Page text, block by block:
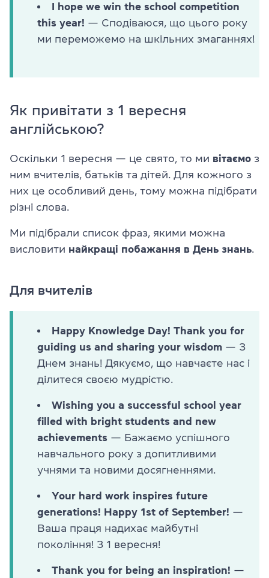
I hope we win the school competition
this year! — Сподіваюся, що цього року
ми переможемо на шкільних змаганнях!
Як привітати з 1 вересня
англійською?
Оскільки 1 вересня — це свято, то ми вітаємо з
ним вчителів, батьків та дітей. Для кожного з
них це особливий день, тому можна підібрати
різні слова.
Ми підібрали список фраз, якими можна
висловити найкращі побажання в День знань
Для вчителів
Happy Knowledge Day! Thank you for
guiding us and sharing your wisdom — З
Днем знань! Дякуємо, що навчаєте нас і
ділитеся своєю мудрістю.
Wishing you a successful school year
filled with bright students and new
achievements — Бажаємо успішного
навчального року з допитливими
учнями та новими досягненнями.
Your hard work inspires future
generations! Happy 1st of September! —
Ваша праця надихає майбутні
покоління! З 1 вересня!
Thank you for being an inspiration! —